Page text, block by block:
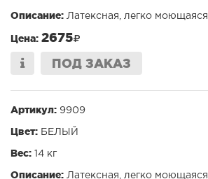
Описание: Латексная, легко моющаяся
Цена: 2675
ПОД ЗАКАЗ
Артикул: 9909
Цвет: БЕЛЫЙ
Вес: 14 кг
Описание: Латексная, легко моющаяся